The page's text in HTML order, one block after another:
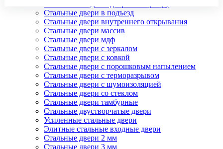
Стальные двери в подъезд
Стальные двери внутреннего открывания
Стальные двери массив
Стальные двери мдф
Стальные двери с зеркалом
Стальные двери с ковкой
Стальные двери с порошковым напылением
Стальные двери с терморазрывом
Стальные двери с шумоизоляцией
Стальные двери со стеклом
Стальные двери тамбурные
Стальные двустворчатые двери
Усиленные стальные двери
Элитные стальные входные двери
Стальные двери 2 мм
Стальные двери 3 мм
использования систем аналитики (например,
Яндекс.Метрика), в соответствии с нашейПолитикой
обработки персональных данных.
Если вы не хотите, чтобы ваши данные обрабатывались,
настройте ограничения в браузере или покиньте сайт.